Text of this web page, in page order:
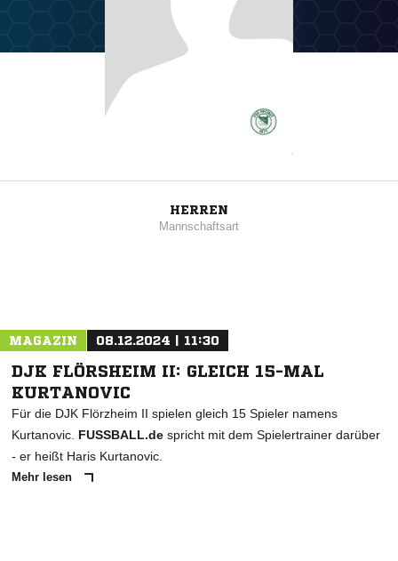
HERREN
Mannschaftsart
MAGAZIN 08.12.2024 | 11:30
DJK FLÖRSHEIM II: GLEICH 15-MAL
KURTANOVIC
Für die DJK Flörzheim II spielen gleich 15 Spieler namens
Kurtanovic. FUSSBALL.de spricht mit dem Spielertrainer darüber
- er heißt Haris Kurtanovic.
Mehr lesen